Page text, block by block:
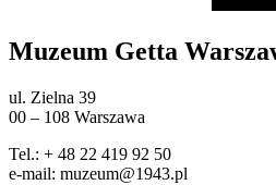
Muzeum Getta
ul. Zielna 39
00 – 108 Warszawa
Tel.: + 48 22 419 92 50
e-mail: muzeum@1943.pl